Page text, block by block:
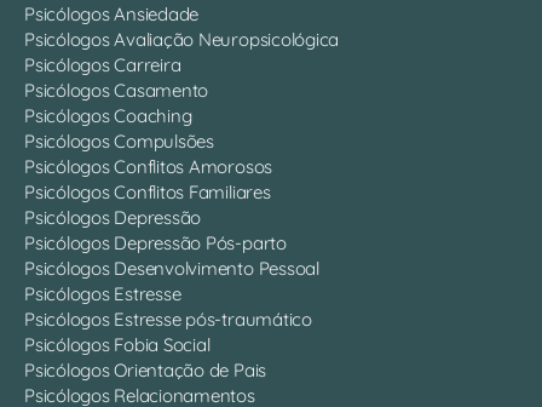
Psicólogos Ansiedade
Psicólogos Avaliação Neuropsicológica
Psicólogos Carreira
Psicólogos Casamento
Psicólogos Coaching
Psicólogos Compulsões
Psicólogos Conflitos Amorosos
Psicólogos Conflitos Familiares
Psicólogos Depressão
Psicólogos Depressão Pós-parto
Psicólogos Desenvolvimento Pessoal
Psicólogos Estresse
Psicólogos Estresse pós-traumático
Psicólogos Fobia Social
Psicólogos Orientação de Pais
Psicólogos Relacionamentos